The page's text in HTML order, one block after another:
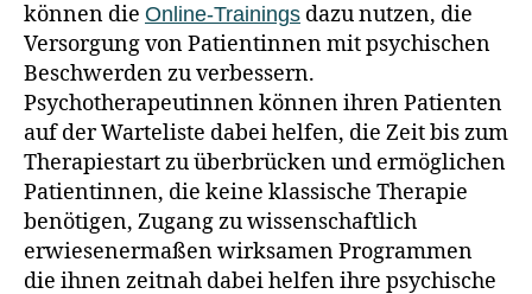
können die Online-Trainings dazu nutzen, die
Versorgung von Patientinnen mit psychischen
Beschwerden zu verbessern.
Psychotherapeutinnen können ihren Patienten
auf der Warteliste dabei helfen, die Zeit bis zum
Therapiestart zu überbrücken und ermöglichen
Patientinnen, die keine klassische Therapie
benötigen, Zugang zu wissenschaftlich
erwiesenermaßen wirksamen Programmen
die ihnen zeitnah dabei helfen ihre psychische